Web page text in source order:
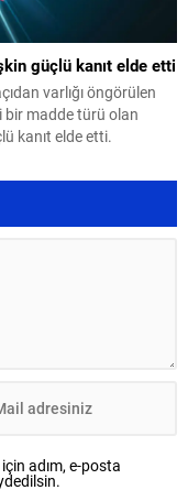
güçlü kanıt elde etti
varlığı öngörülen
bir madde türü olan
kanıt elde etti.
adım, e-posta